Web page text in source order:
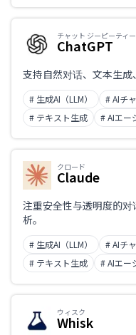
チャット ジーピーティー
ChatGPT
支持自然对话、文本生成
# 生成AI（LLM） # AIチ
# テキスト生成
# AIエー
クロード
Claude
注重安全性与透明度的
析。
# 生成AI（LLM） # AIチ
# テキスト生成
# AIエー
ウィスク
Whisk